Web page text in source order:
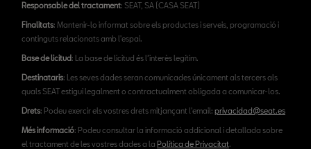
Responsable del tractament: SEAT, SA (CASA SEAT)
Finalitats: Mantenir-lo informat sobre els productes i serveis, programació i
continguts relacionats amb l'espai.
Base de licitud: La base de licitud és l’interès legítim.
Destinataris: Les seves dades seran comunicades únicament als tercers als
quals SEAT estigui legalment o contractualment obligada a comunicar-los.
Drets: Podeu exercir els vostres drets mitjançant l'email: privacidad@seat.es
Més informació: Podeu consultar la informació addicional i detallada sobre
el tractament de les vostres dades a la Política de Privacitat.